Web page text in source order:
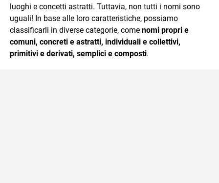
luoghi e concetti astratti. Tuttavia, non tutti i nomi sono
uguali! In base alle loro caratteristiche, possiamo
classificarli in diverse categorie, come nomi propri e
comuni, concreti e astratti, individuali e collettivi,
primitivi e derivati, semplici e composti.